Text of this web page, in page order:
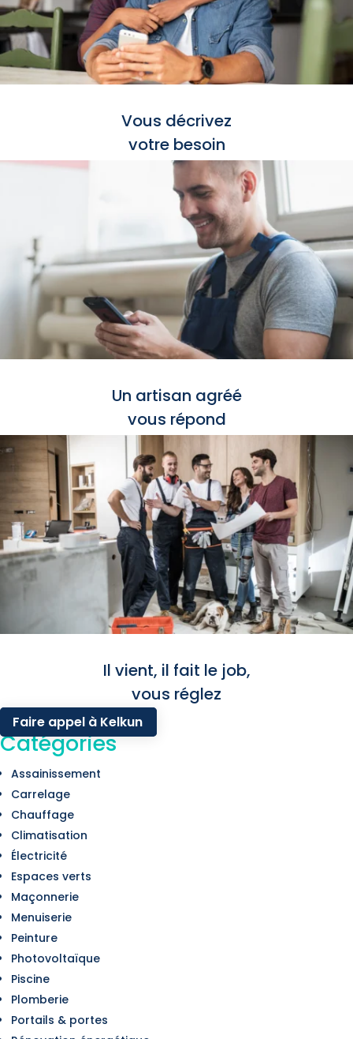
Vous décrivez
votre besoin
Un artisan agréé
vous répond
Il vient, il fait le job,
vous réglez
Faire appel à Kelkun
Catégories
Assainissement
Carrelage
Chauffage
Climatisation
Électricité
Espaces verts
Maçonnerie
Menuiserie
Peinture
Photovoltaïque
Piscine
Plomberie
Portails & portes